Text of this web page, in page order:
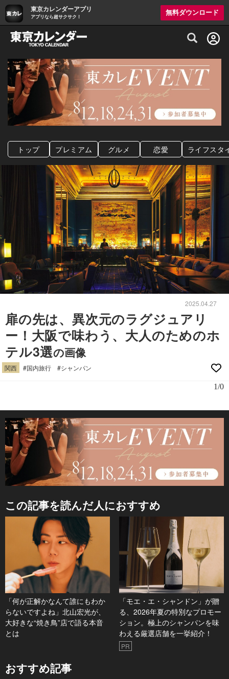
東京カレンダーアプリ
アプリなら超サクサク！
無料ダウンロード
グルメ情報・プレミアムレストラン予約
トップ プレミアム グルメ 恋愛 ライフスタ
2025.04.27
扉の先は、異次元のラグジュアリ
ー！大阪で味わう、大人のためのホ
テル3選の画像
関西 #国内旅行 #シャンパン
1/0
この記事を読んだ人におすすめ
「何が正解かなんて誰にもわか
らないですよね」北山宏光が、
大好きな“焼き鳥”店で語る本音
とは
「モエ・エ・シャンドン」が贈
る、2026年夏の特別なプロモー
ション。極上のシャンパンを味
わえる厳選店舗を一挙紹介！
PR
おすすめ記事